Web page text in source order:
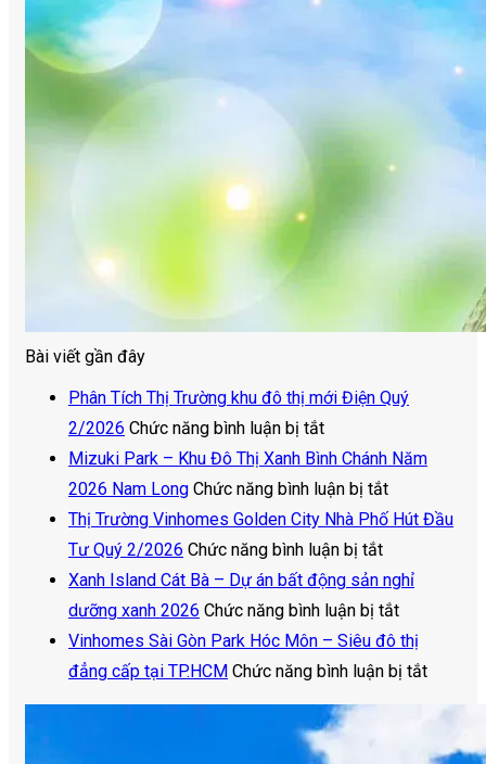
Bài viết gần đây
Phân Tích Thị Trường khu đô thị mới Điện Quý
2/2026 Chức năng bình luận bị tắtở
Phân
Tích
Thị
Trường
khu
đô
thị
mới
Điện
Quý
Mizuki Park – Khu Đô Thị Xanh Bình Chánh Năm
2026 Nam Long Chức năng bình luận bị tắtở
Mizuki
–
Khu
Đô
Thị
Thị Trường Vinhomes Golden City Nhà Phố Hút Đầu
Tư Quý 2/2026 Chức năng bình luận bị tắtở
Thị
Trường
Vinhomes
Golden
Xanh Island Cát Bà – Dự án bất động sản nghỉ
dưỡng xanh 2026 Chức năng bình luận bị tắtở
Xanh
Island
Vinhomes Sài Gòn Park Hóc Môn – Siêu đô thị
đẳng cấp tại TP.HCM Chức năng bình luận bị tắtở